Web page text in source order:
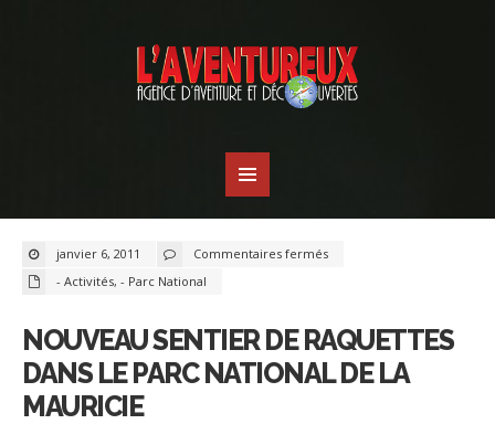
janvier 6, 2011 Commentaires ferméssur
Nouveau
Parc
national
de
Mauricie
- Activités, - Parc National
NOUVEAU SENTIER DE RAQUETTES
DANS LE PARC NATIONAL DE LA
MAURICIE